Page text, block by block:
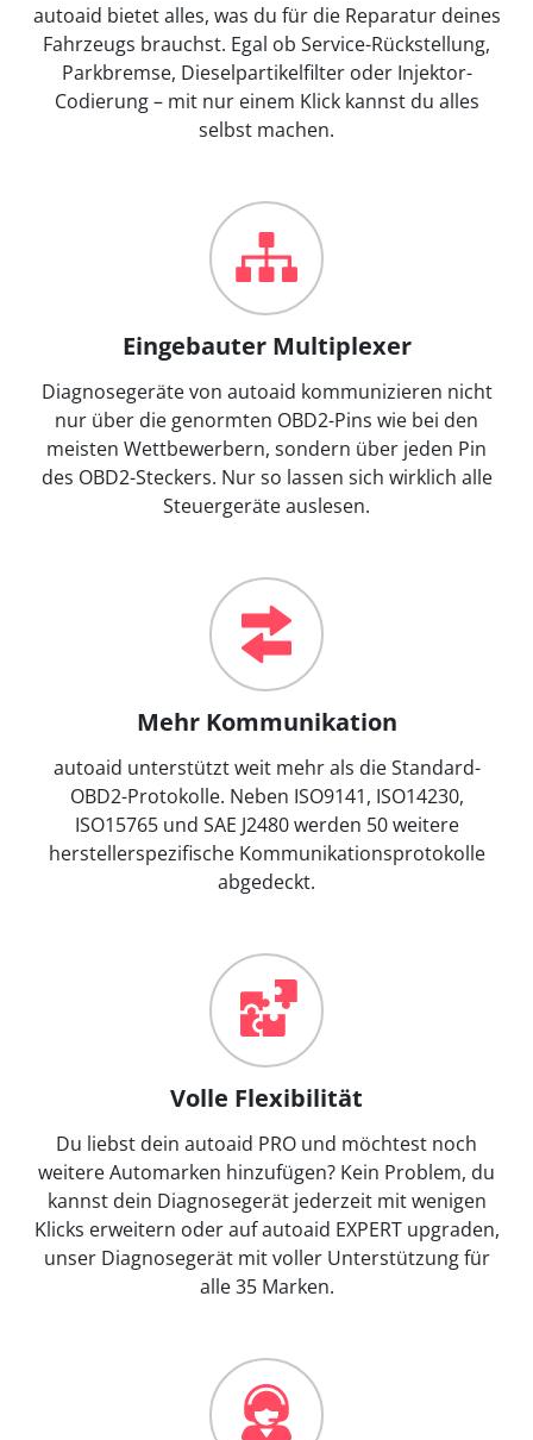
autoaid bietet alles, was du für die Reparatur deines
Fahrzeugs brauchst. Egal ob Service-Rückstellung,
Parkbremse, Dieselpartikelfilter oder Injektor-
Codierung – mit nur einem Klick kannst du alles
selbst machen.
Eingebauter Multiplexer
Diagnosegeräte von autoaid kommunizieren nicht
nur über die genormten OBD2-Pins wie bei den
meisten Wettbewerbern, sondern über jeden Pin
des OBD2-Steckers. Nur so lassen sich wirklich alle
Steuergeräte auslesen.
Mehr Kommunikation
autoaid unterstützt weit mehr als die Standard-
OBD2-Protokolle. Neben ISO9141, ISO14230,
ISO15765 und SAE J2480 werden 50 weitere
herstellerspezifische Kommunikationsprotokolle
abgedeckt.
Volle Flexibilität
Du liebst dein autoaid PRO und möchtest noch
weitere Automarken hinzufügen? Kein Problem, du
kannst dein Diagnosegerät jederzeit mit wenigen
Klicks erweitern oder auf autoaid EXPERT upgraden,
unser Diagnosegerät mit voller Unterstützung für
alle 35 Marken.